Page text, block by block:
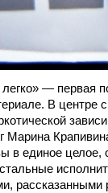
— первая
В
Марина
в единое целое,